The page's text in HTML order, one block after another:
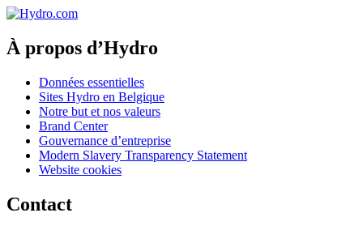
À propos d’Hydro
Données essentielles
Sites Hydro en Belgique
Notre but et nos valeurs
Brand Center
Gouvernance d’entreprise
Modern Slavery Transparency Statement
Website cookies
Contact